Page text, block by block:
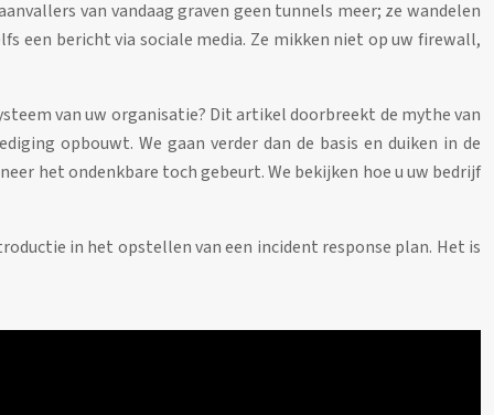
van vandaag graven geen tunnels meer; ze wandelen
een bericht via sociale media. Ze mikken niet op uw firewall,
van uw organisatie? Dit artikel doorbreekt de mythe van
opbouwt. We gaan verder dan de basis en duiken in de
het ondenkbare toch gebeurt. We bekijken hoe u uw bedrijf
in het opstellen van een incident response plan. Het is